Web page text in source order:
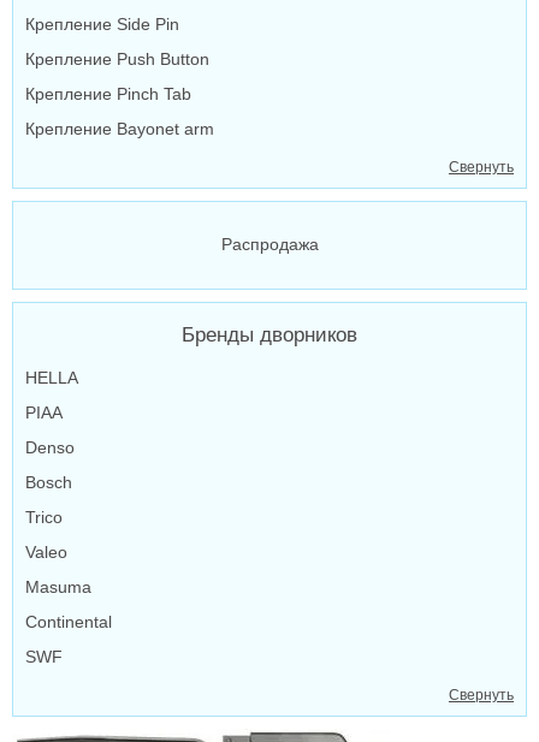
Крепление Side Pin
Крепление Push Button
Крепление Pinch Tab
Крепление Bayonet arm
Свернуть
Распродажа
Бренды дворников
HELLA
PIAA
Denso
Bosch
Trico
Valeo
Masuma
Continental
SWF
Свернуть